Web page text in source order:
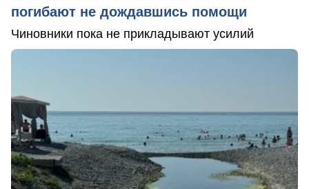
погибают не дождавшись помощи
Чиновники пока не прикладывают усилий